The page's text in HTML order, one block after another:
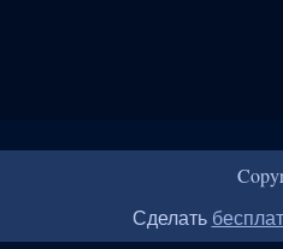
Сделать